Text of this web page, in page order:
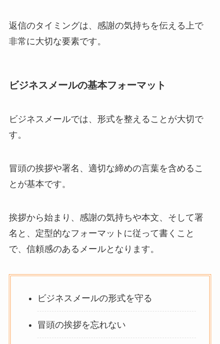
返信のタイミングは、感謝の気持ちを伝える上で
非常に大切な要素です。
ビジネスメールの基本フォーマット
ビジネスメールでは、形式を整えることが大切で
す。
冒頭の挨拶や署名、適切な締めの言葉を含めるこ
とが基本です。
挨拶から始まり、感謝の気持ちや本文、そして署
名と、定型的なフォーマットに従って書くこと
で、信頼感のあるメールとなります。
ビジネスメールの形式を守る
冒頭の挨拶を忘れない